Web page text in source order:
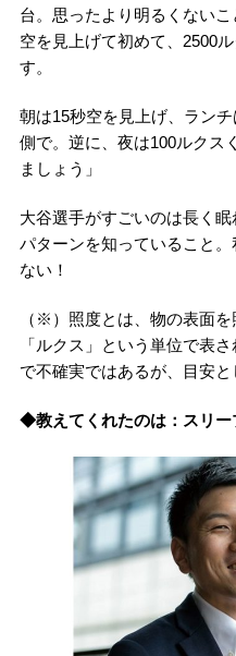
台。思ったより明るくないこ
空を見上げて初めて、2500
す。
朝は15秒空を見上げ、ラン
側で。逆に、夜は100ルクス
ましょう」
大谷選手がすごいのは長く
パターンを知っていること
ない！
（※）照度とは、物の表面を
「ルクス」という単位で表
で不確実ではあるが、目安と
◆教えてくれたのは：スリー